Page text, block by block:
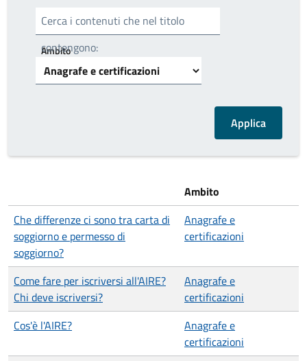
Cerca i contenuti che nel titolo
contengono:
Ambito
Ambito
Che differenze ci sono tra carta di
soggiorno e permesso di
soggiorno?
Anagrafe e
certificazioni
Come fare per iscriversi all'AIRE?
Chi deve iscriversi?
Anagrafe e
certificazioni
Cos'è l'AIRE?
Anagrafe e
certificazioni